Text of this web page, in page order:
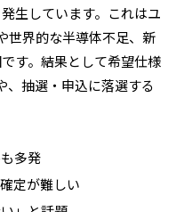
生しています。これはユ
世界的な半導体不足、新
す。結果として希望仕様
、抽選・申込に落選する
多発
定が難しい